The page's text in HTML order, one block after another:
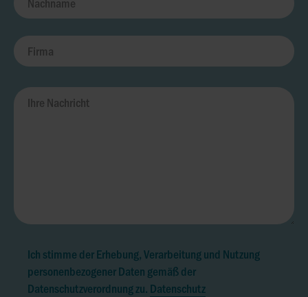
Ich stimme der Erhebung, Verarbeitung und Nutzung
personenbezogener Daten gemäß der
Datenschutzverordnung zu. Datenschutz